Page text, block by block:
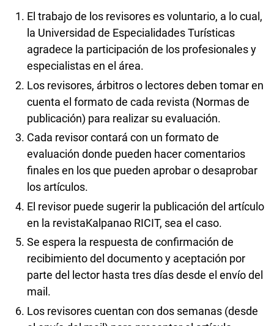
El trabajo de los revisores es voluntario, a lo cual,
la Universidad de Especialidades Turísticas
agradece la participación de los profesionales y
especialistas en el área.
Los revisores, árbitros o lectores deben tomar en
cuenta el formato de cada revista (Normas de
publicación) para realizar su evaluación.
Cada revisor contará con un formato de
evaluación donde pueden hacer comentarios
finales en los que pueden aprobar o desaprobar
los artículos.
El revisor puede sugerir la publicación del artículo
en la revistaKalpanao RICIT, sea el caso.
Se espera la respuesta de confirmación de
recibimiento del documento y aceptación por
parte del lector hasta tres días desde el envío del
mail.
Los revisores cuentan con dos semanas (desde